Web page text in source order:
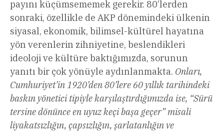
payını küçümsememek gerekir. 80’lerden
sonraki, özellikle de AKP dönemindeki ülkenin
siyasal, ekonomik, bilimsel-kültürel hayatına
yön verenlerin zihniyetine, beslendikleri
ideoloji ve kültüre baktığımızda, sorunun
yanıtı bir çok yönüyle aydınlanmakta. Onları,
Cumhuriyet’in 1920’den 80’lere 60 yıllık tarihindeki
baskın yönetici tipiyle karşılaştırdığımızda ise, “Sürü
tersine dönünce en uyuz keçi başa geçer” misali
liyakatsızlığın, çapsızlığın, şarlatanlığın ve